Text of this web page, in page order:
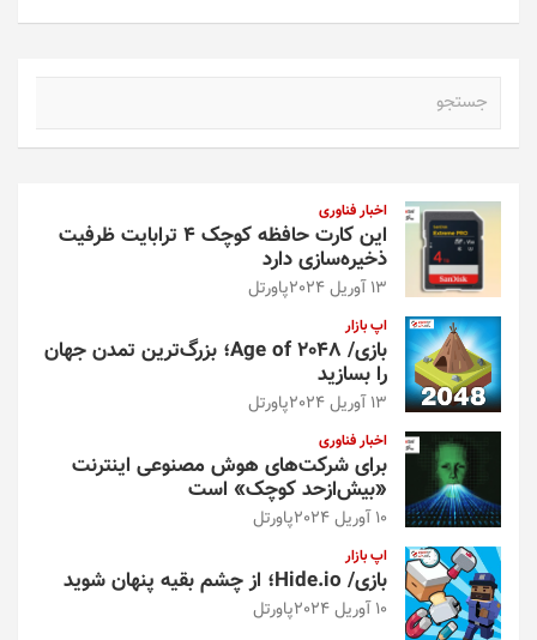
اخبار فناوری
این کارت حافظه کوچک ۴ ترابایت ظرفیت
ذخیره‌سازی دارد
13 آوریل 2024 پاورتل
اپ بازار
بازی/ Age of 2048؛ بزرگ‌ترین تمدن جهان
را بسازید
13 آوریل 2024 پاورتل
اخبار فناوری
برای شرکت‌های هوش مصنوعی اینترنت
«بیش‌از‌حد کوچک» است
10 آوریل 2024 پاورتل
اپ بازار
بازی/ Hide.io؛ از چشم بقیه پنهان شوید
10 آوریل 2024 پاورتل